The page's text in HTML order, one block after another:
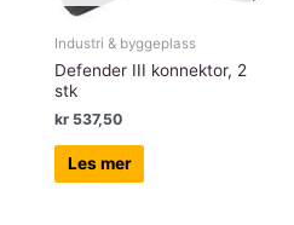
Industri & byggeplass
Defender III konnektor, 2
stk
kr 537,50
Les mer